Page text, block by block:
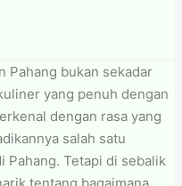
Pahang bukan sekadar
yang penuh dengan
dengan rasa yang
salah satu
Pahang. Tetapi di sebalik